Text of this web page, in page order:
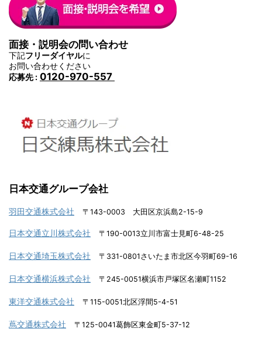
面接・説明会の問い合わせ
下記フリーダイヤルに
お問い合わせください
応募先 : 0120-970-557
日本交通グループ会社
羽田交通株式会社 〒143-0003 大田区京浜島2-15-9
日本交通立川株式会社 〒190-0013立川市富士見町6-48-25
日本交通埼玉株式会社 〒331-0801さいたま市北区今羽町69-16
日本交通横浜株式会社 〒245-0051横浜市戸塚区名瀬町1152
東洋交通株式会社 〒115-0051北区浮間5-4-51
蔦交通株式会社 〒125-0041葛飾区東金町5-37-12